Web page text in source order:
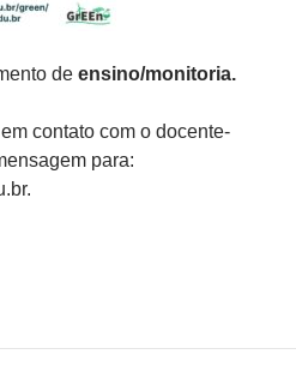
de ensino/monitoria.
contato com o docente-
para: